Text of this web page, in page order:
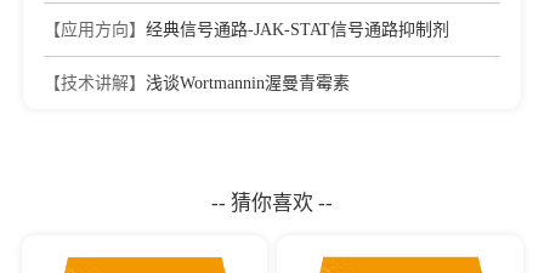
【应用方向】 经典信号通路-JAK-STAT信号通路抑制剂
【技术讲解】 浅谈Wortmannin渥曼青霉素
-- 猜你喜欢 --